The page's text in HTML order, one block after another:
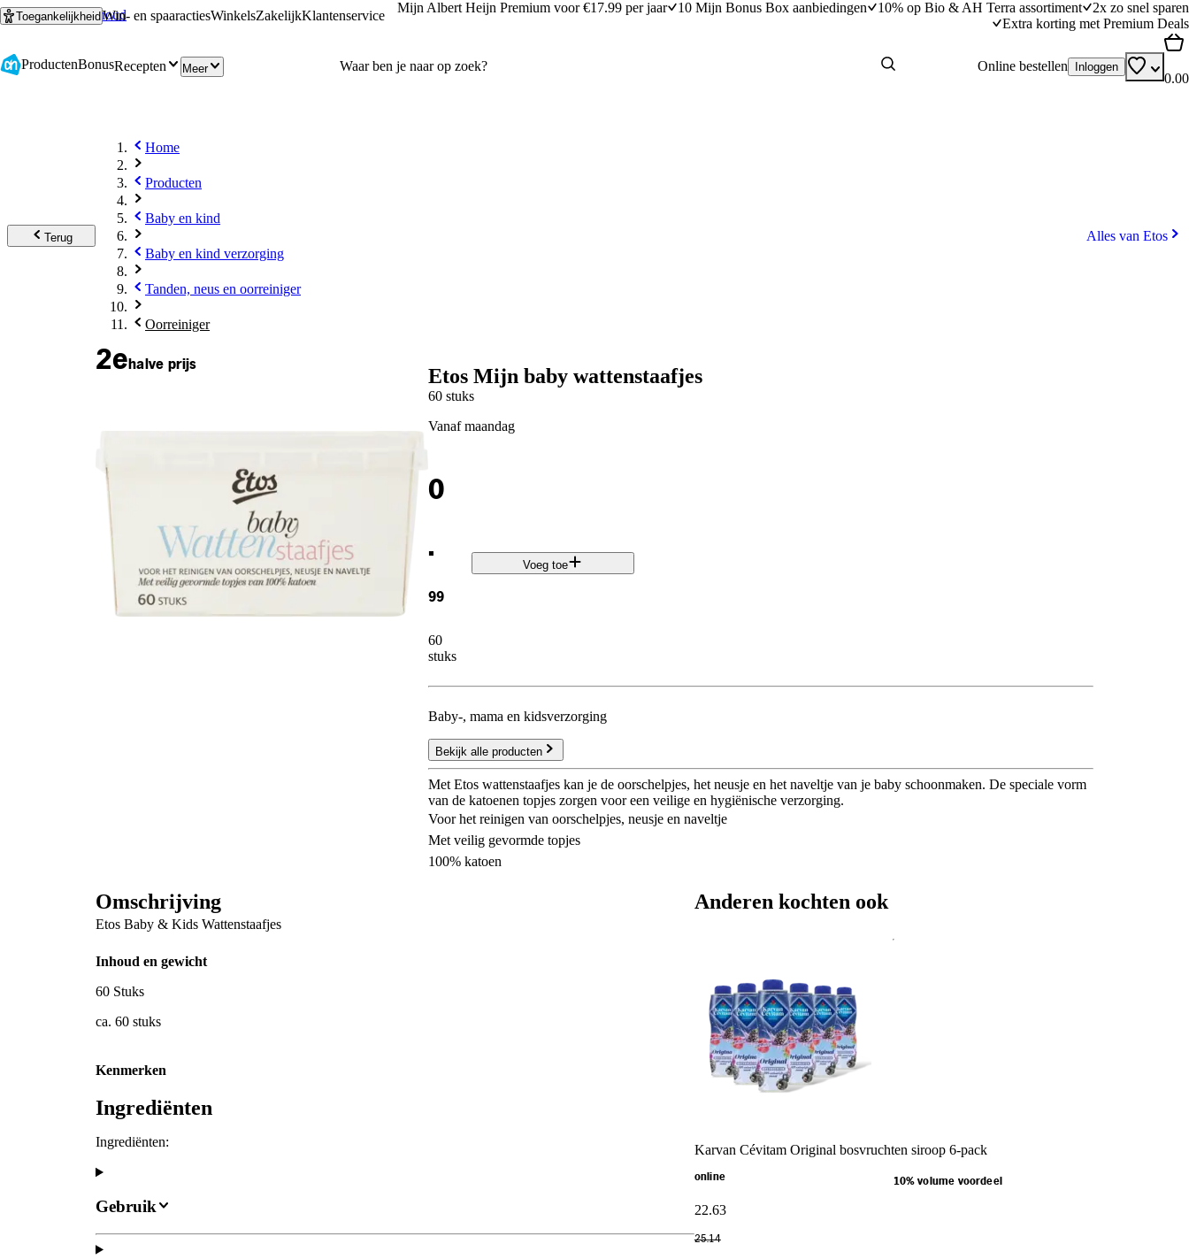
Ga naar hoofdinhoud
Ga naar zoeken
ToegankelijkheidWin- en spaaractiesWinkelsZakelijkKlantenservice
Mijn Albert Heijn Premium voor €17.99 per jaar 10 Mijn Bonus Box aanbiedingen 10% op Bio & AH Terra assortiment
2x zo snel sparen
Extra korting met Premium Deals
ProductenBonusRecepten Meer Online bestellen Inloggen
0.00
Terug
Home
Producten
Baby en kind
Baby en kind verzorging
Tanden, neus en oorreiniger
Oorreiniger
Alles van Etos
2ehalve prijs Etos Mijn baby wattenstaafjes
60 stuks
vanaf maandag
0
.
99
60
stuks
Voeg toe
Baby-, mama en kidsverzorging
Bekijk alle producten
Met Etos wattenstaafjes kan je de oorschelpjes, het neusje en het naveltje van je baby schoonmaken. De speciale vorm
van de katoenen topjes zorgen voor een veilige en hygiënische verzorging.
Voor het reinigen van oorschelpjes, neusje en naveltje
Met veilig gevormde topjes
100% katoen
Omschrijving
Etos Baby & Kids Wattenstaafjes
Inhoud en gewicht
60 Stuks
ca. 60 stuks
Kenmerken
Ingrediënten
Ingrediënten:
Gebruik
Anderen kochten ook
Karvan Cévitam Original bosvruchten siroop 6-pack
online 10% volume voordeel
22.63
25.14